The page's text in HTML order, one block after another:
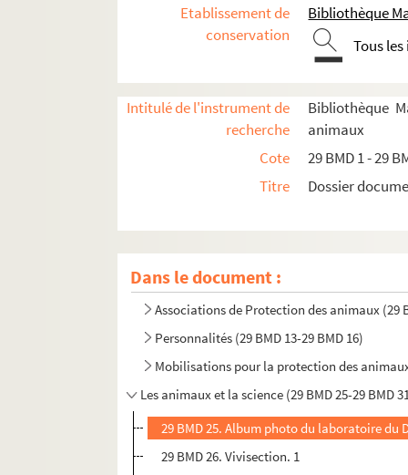
Etablissement de
conservation
Bibliothèque
Tous
Intitulé de l'instrument de
recherche
Bibliothèque
animaux
Cote
29 BMD 1 - 29
Titre
Dossier
Dans le document :
Associations de Protection des animaux (29
Personnalités (29 BMD 13-29 BMD 16)
Mobilisations pour la protection des animaux
Les animaux et la science (29 BMD 25-29 BMD
29 BMD 25. Album photo du laboratoire
29 BMD 26. Vivisection. 1